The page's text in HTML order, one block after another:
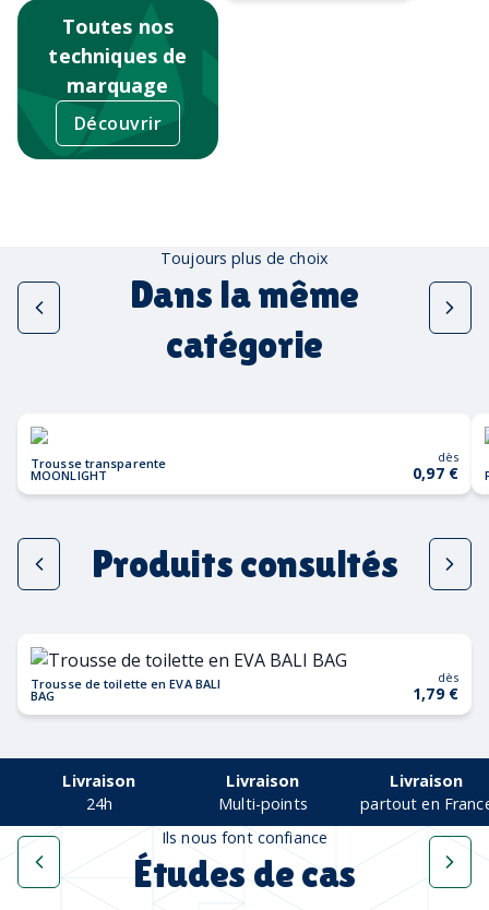
Toutes nos
techniques de
marquage
Découvrir
Toujours plus de choix
Dans la même
catégorie
Trousse transparente
MOONLIGHT
dès
0,97 €
Produits consultés
Trousse de toilette en EVA BALI
BAG
dès
1,79 €
Livraison
24h
Livraison
Multi-points
Livraison
partout en
Ils nous font confiance
Études de cas